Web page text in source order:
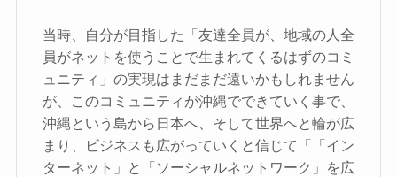
当時、自分が目指した「友達全員が、地域の人全
員がネットを使うことで生まれてくるはずのコミ
ュニティ」の実現はまだまだ遠いかもしれません
が、このコミュニティが沖縄でできていく事で、
沖縄という島から日本へ、そして世界へと輪が広
まり、ビジネスも広がっていくと信じて「「イン
ターネット」と「ソーシャルネットワーク」を広